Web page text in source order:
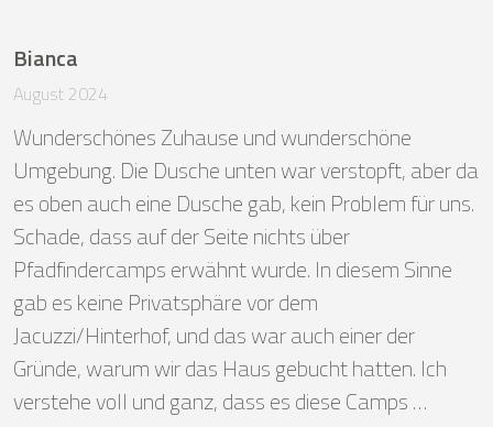
Bianca
August 2024
Wunderschönes Zuhause und wunderschöne
Umgebung. Die Dusche unten war verstopft, aber da
es oben auch eine Dusche gab, kein Problem für uns.
Schade, dass auf der Seite nichts über
Pfadfindercamps erwähnt wurde. In diesem Sinne
gab es keine Privatsphäre vor dem
Jacuzzi/Hinterhof, und das war auch einer der
Gründe, warum wir das Haus gebucht hatten. Ich
verstehe voll und ganz, dass es diese Camps …